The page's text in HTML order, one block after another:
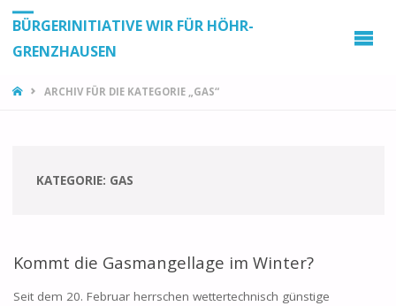
BÜRGERINITIATIVE WIR FÜR HÖHR-
GRENZHAUSEN
STARTARCHIV FÜR DIE KATEGORIE „GAS“
KATEGORIE: GAS
Kommt die Gasmangellage im Winter?
Seit dem 20. Februar herrschen wettertechnisch günstige